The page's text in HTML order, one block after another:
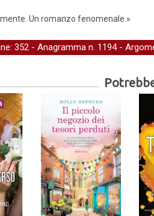
Un romanzo fenomenale.»
352 - Anagramma n. 1194 -